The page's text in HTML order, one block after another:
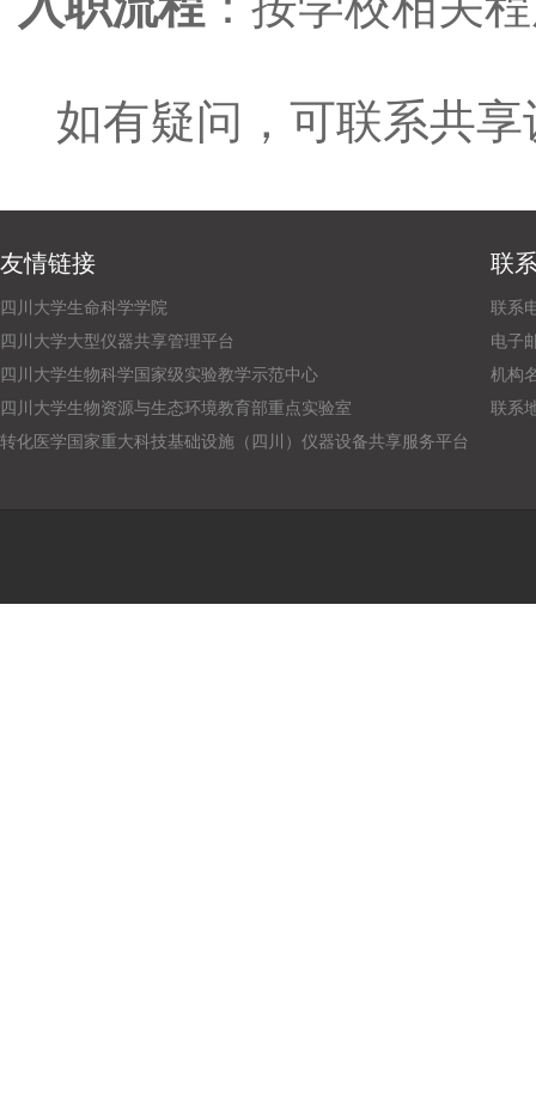
如有疑问，可联系共享
友情链接
四川大学生命科学学院
四川大学大型仪器共享管理平台
四川大学生物科学国家级实验教学示范中心
四川大学生物资源与生态环境教育部重点实验室
转化医学国家重大科技基础设施（四川）仪器设备共享服务平台
联
联系
电子
机构
联系